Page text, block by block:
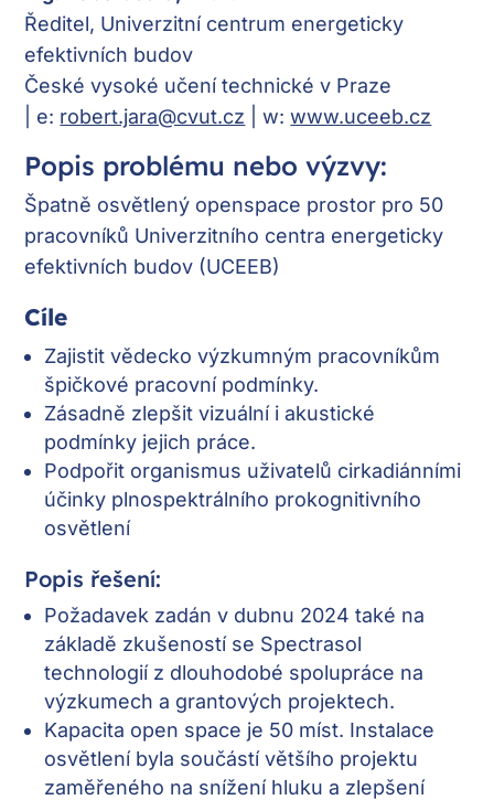
Ředitel, Univerzitní centrum energeticky
efektivních budov
České vysoké učení technické v Praze
| e: robert.jara@cvut.cz | w:www.uceeb.cz
Popis problému nebo výzvy:
Špatně osvětlený openspace prostor pro 50
pracovníků Univerzitního centra energeticky
efektivních budov (UCEEB)
Cíle
Zajistit vědecko výzkumným pracovníkům
špičkové pracovní podmínky.
Zásadně zlepšit vizuální i akustické
podmínky jejich práce.
Podpořit organismus uživatelů cirkadiánními
účinky plnospektrálního prokognitivního
osvětlení
Popis řešení:
Požadavek zadán v dubnu 2024 také na
základě zkušeností se Spectrasol
technologií z dlouhodobé spolupráce na
výzkumech a grantových projektech.
Kapacita open space je 50 míst. Instalace
osvětlení byla součástí většího projektu
zaměřeného na snížení hluku a zlepšení